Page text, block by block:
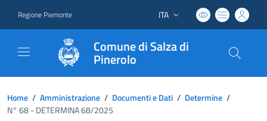
Regione Piemonte Lingua attiva:
ITA
Comune di Salza di
Pinerolo
Home / Amministrazione / Documenti e Dati / Determine /
N° 68 - DETERMINA 68/2025